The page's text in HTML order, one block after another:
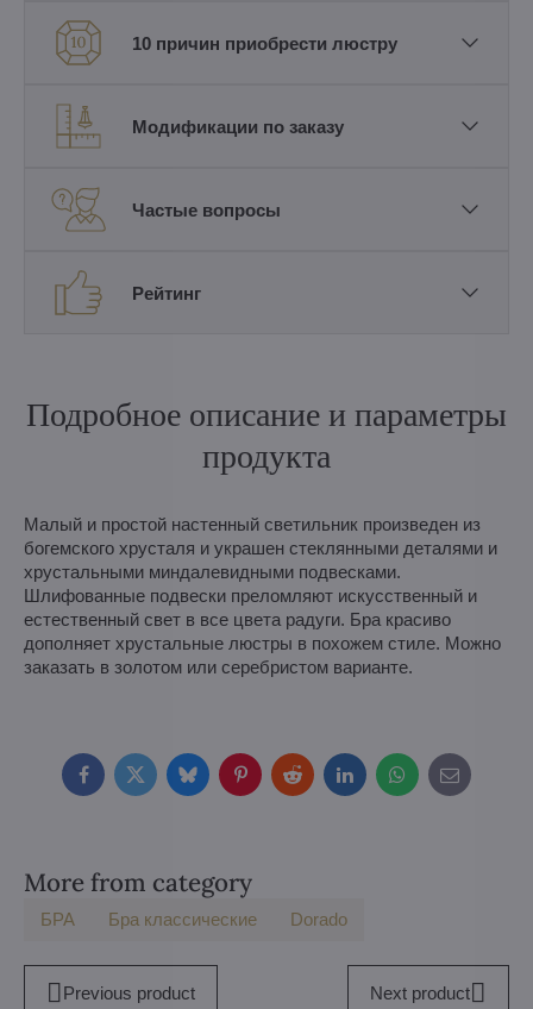
10 причин приобрести люстру
Модификации по заказу
Частые вопросы
Рейтинг
Подробное описание и параметры
продукта
Малый и простой настенный светильник произведен из
богемского хрусталя и украшен стеклянными деталями и
хрустальными миндалевидными подвесками.
Шлифованные подвески преломляют искусственный и
естественный свет в все цвета радуги. Бра красиво
дополняет хрустальные люстры в похожем стиле. Можно
заказать в золотом или серебристом варианте.
FacebookTwitterBlueskyPinterestRedditLinkedInWhatsApp
E-
mail
More from category
БPA Бра классические Dorado
Previous product Next product